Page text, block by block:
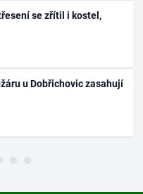
se zřítil i kostel,
u Dobřichovic zasahují